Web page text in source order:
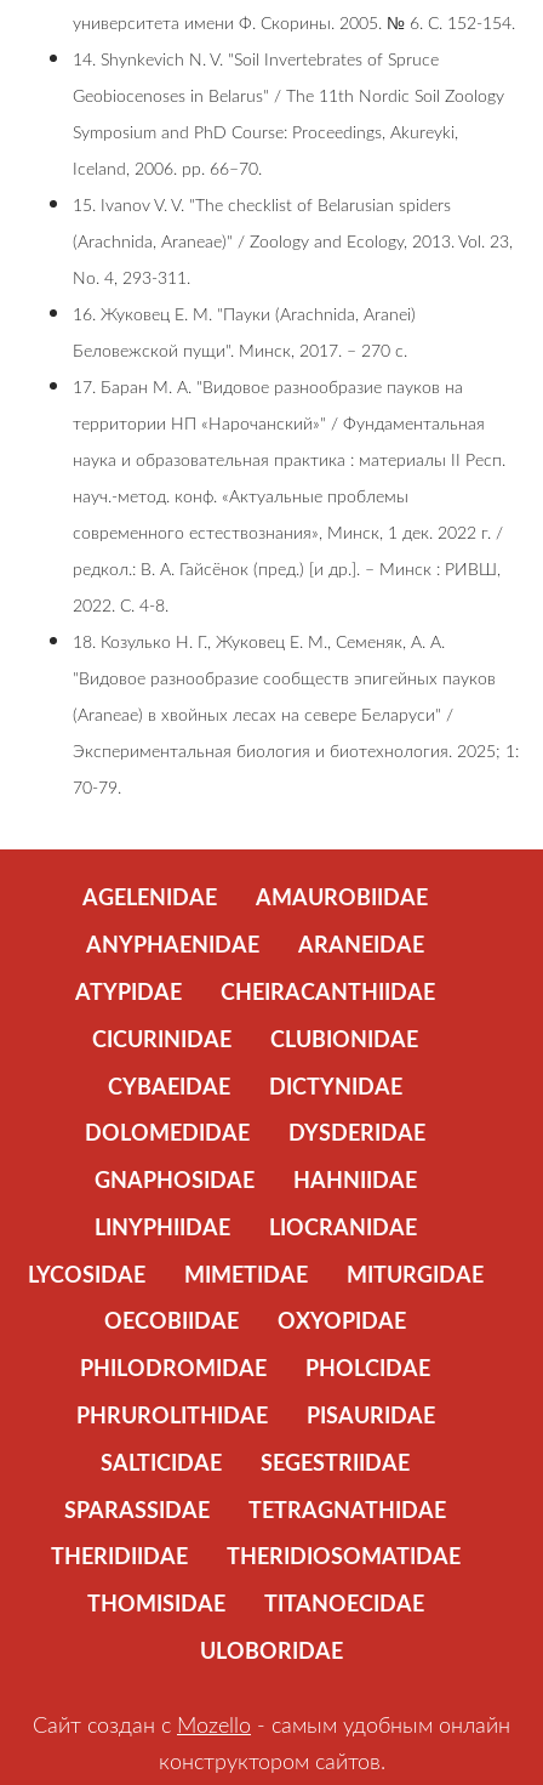
университета имени Ф. Скорины. 2005. № 6. С. 152-154.
14. Shynkevich N. V. "Soil Invertebrates of Spruce
Geobiocenoses in Belarus" / The 11th Nordic Soil Zoology
Symposium and PhD Course: Proceedings, Akureyki,
Iceland, 2006. pp. 66–70.
15. Ivanov V. V. "The checklist of Belarusian spiders
(Arachnida, Araneae)" / Zoology and Ecology, 2013. Vol. 23,
No. 4, 293-311.
16. Жуковец Е. М. "Пауки (Arachnida, Aranei)
Беловежской пущи". Минск, 2017. – 270 c.
17. Баран М. А. "Видовое разнообразие пауков на
территории НП «Нарочанский»" / Фундаментальная
наука и образовательная практика : материалы II Респ.
науч.-метод. конф. «Актуальные проблемы
современного естествознания», Минск, 1 дек. 2022 г. /
редкол.: В. А. Гайсёнок (пред.) [и др.]. – Минск : РИВШ,
2022. С. 4-8.
18. Козулько Н. Г., Жуковец Е. М., Семеняк, А. А.
"Видовое разнообразие сообществ эпигейных пауков
(Araneae) в хвойных лесах на севере Беларуси" /
Экспериментальная биология и биотехнология. 2025; 1:
70-79.
AGELENIDAE
AMAUROBIIDAE
ANYPHAENIDAE
ARANEIDAE
ATYPIDAE
CHEIRACANTHIIDAE
CICURINIDAE
CLUBIONIDAE
CYBAEIDAE
DICTYNIDAE
DOLOMEDIDAE
DYSDERIDAE
GNAPHOSIDAE
HAHNIIDAE
LINYPHIIDAE
LIOCRANIDAE
LYCOSIDAE
MIMETIDAE
MITURGIDAE
OECOBIIDAE
OXYOPIDAE
PHILODROMIDAE
PHOLCIDAE
PHRUROLITHIDAE
PISAURIDAE
SALTICIDAE
SEGESTRIIDAE
SPARASSIDAE
TETRAGNATHIDAE
THERIDIIDAE
THERIDIOSOMATIDAE
THOMISIDAE
TITANOECIDAE
ULOBORIDAE
Сайт создан с Mozello - самым удобным онлайн
конструктором сайтов.